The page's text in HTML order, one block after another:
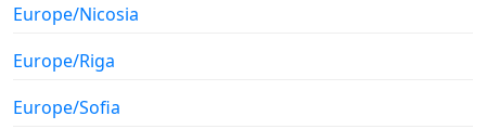
Europe/Nicosia
Europe/Riga
Europe/Sofia